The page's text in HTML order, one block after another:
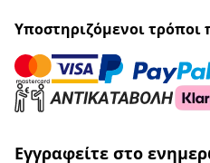
Υποστηριζόμενοι
Εγγραφείτε στο